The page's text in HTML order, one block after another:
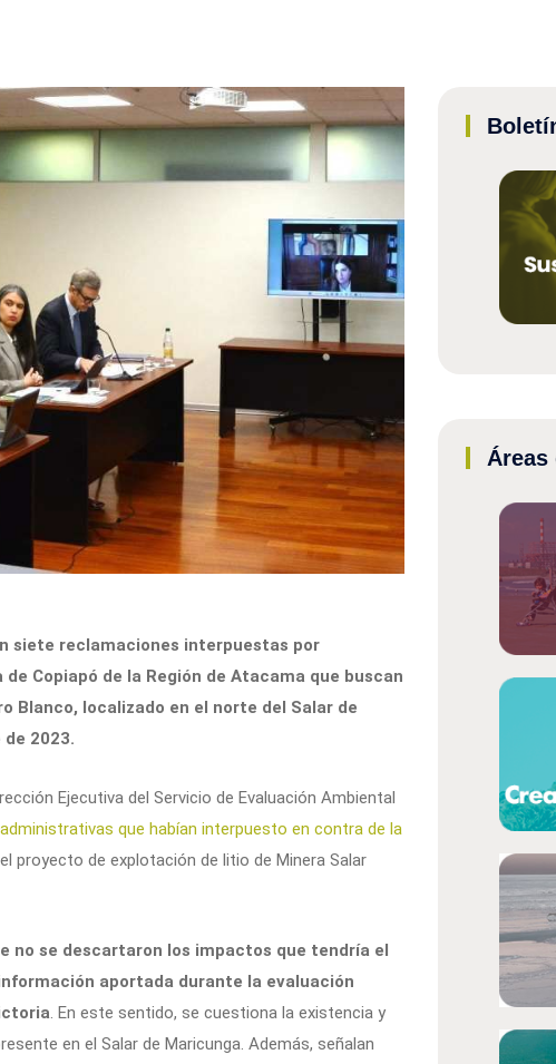
siete reclamaciones interpuestas por
Copiapó de la Región de Atacama que buscan
Blanco, localizado en el norte del Salar de
2023.
Ejecutiva del Servicio de Evaluación Ambiental
que habían interpuesto en contra de la
proyecto de explotación de litio de Minera Salar
no se descartaron los impactos que tendría el
aportada durante la evaluación
. En este sentido, se cuestiona la existencia y
en el Salar de Maricunga. Además, señalan
Áreas